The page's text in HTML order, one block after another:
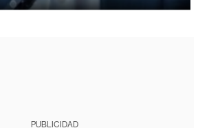
PUBLICIDAD